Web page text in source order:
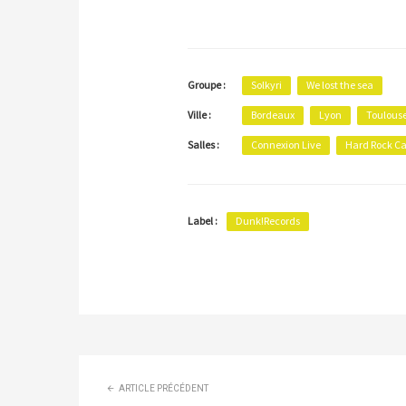
Groupe : Solkyri We lost the sea
Ville : Bordeaux Lyon
Salles : Connexion Live Hard Rock
Label : Dunk!Records
ARTICLE PRÉCÉDENT